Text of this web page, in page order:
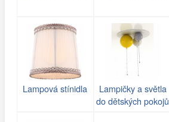
Lampová stínidla
Lampičky a světla
do dětských pokojů